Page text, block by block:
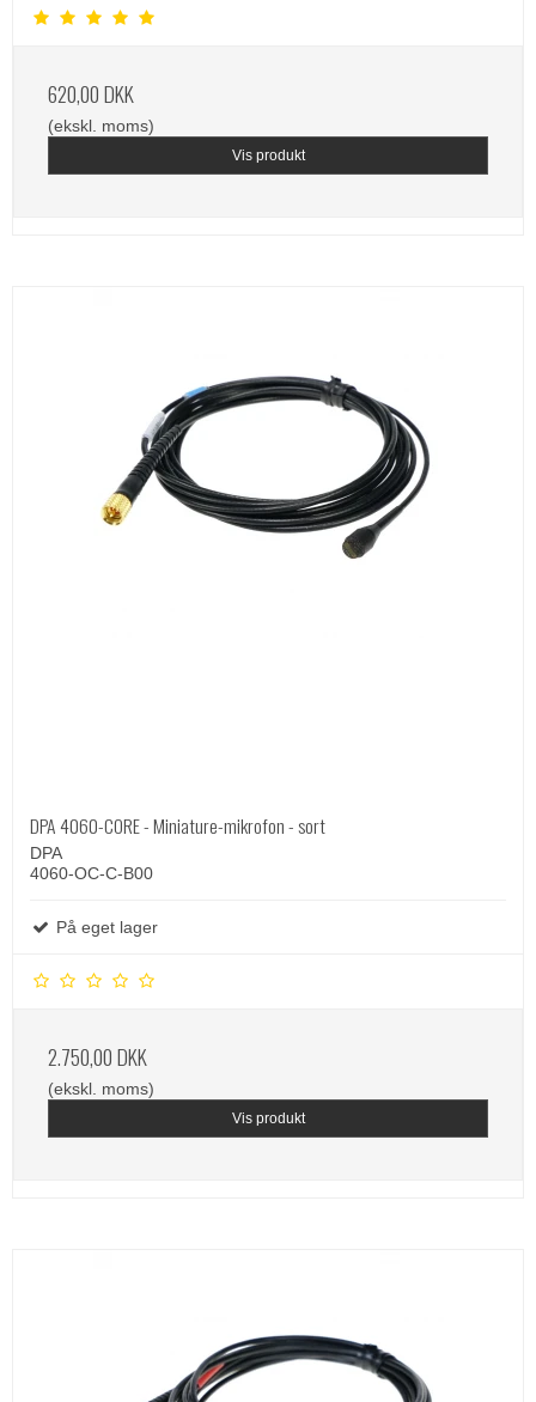
620,00 DKK
(ekskl. moms)
Vis produkt
DPA 4060-CORE - Miniature-mikrofon - sort
DPA
4060-OC-C-B00
På eget lager
2.750,00 DKK
(ekskl. moms)
Vis produkt